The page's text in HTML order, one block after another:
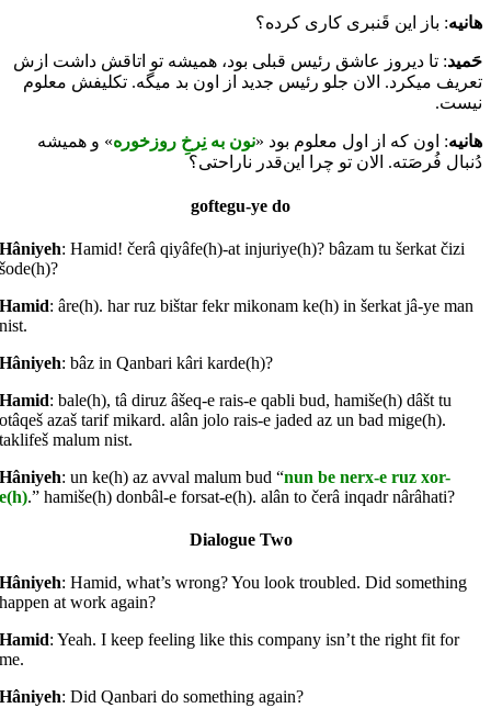
هانیه: باز این قَنبری کاری کرده؟
حَمید: تا دیروز عاشق رئیس قبلی بود، همیشه تو اتاقش داشت ازش
تعریف می­کرد. الان جلو رئیس جدید از اون بد می­گه. تکلیفش معلوم
نیست.
هانیه: اون که از اول معلوم بود «نون به نِرخِ روزخوره» و همیشه
دُنبال فُرصَته. الان تو چرا این‌قدر ناراحتی؟
goftegu-ye do
Hâniyeh: Hamid! čerâ qiyâfe(h)-at injuriye(h)? bâzam tu šerkat čizi
šode(h)?
Hamid: âre(h). har ruz bištar fekr mikonam ke(h) in šerkat jâ-ye man
nist.
Hâniyeh: bâz in Qanbari kâri karde(h)?
Hamid: bale(h), tâ diruz âšeq-e rais-e qabli bud, hamiše(h) dâšt tu
otâqeš azaš tarif mikard. alân jolo rais-e jaded az un bad mige(h).
taklifeš malum nist.
Hâniyeh: un ke(h) az avval malum bud “nun be nerx-e ruz xor-
e(h).” hamiše(h) donbâl-e forsat-e(h). alân to čerâ inqadr nârâhati?
Dialogue Two
Hâniyeh: Hamid, what’s wrong? You look troubled. Did something
happen at work again?
Hamid: Yeah. I keep feeling like this company isn’t the right fit for
me.
Hâniyeh: Did Qanbari do something again?